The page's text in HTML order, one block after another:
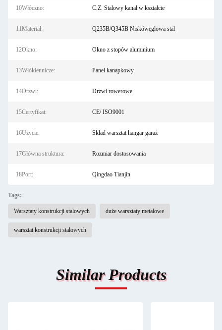
10Włóczno: C.Z. Stalowy kanał w kształcie
11Materiał: Q235B/Q345B Niskówęglowa stal
12Okno: Okno z stopów aluminium
13Włókiennicze: Panel kanapkowy.
14Drzwi: Drzwi rowerowe
15Certyfikat: CE/ ISO9001
16Użycie: Skład warsztat hangar garaż
17Główna struktura: Rozmiar dostosowania
18Port: Qingdao Tianjin
Tags:
Warsztaty konstrukcji stalowych duże warsztaty metalowe
warsztat konstrukcji stalowych
Similar Products